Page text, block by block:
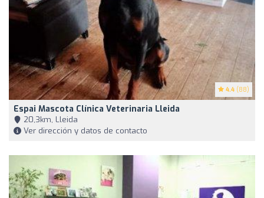
4.4 (88)
Espai Mascota Clínica Veterinaria Lleida
20,3km, Lleida
Ver dirección y datos de contacto